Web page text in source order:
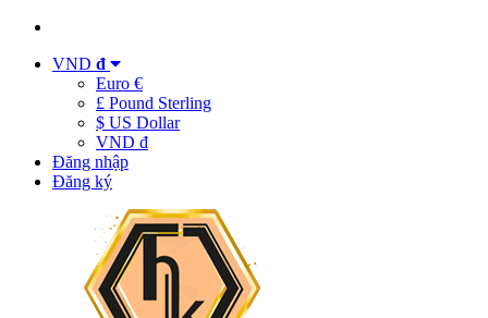
VND đ
Euro €
£ Pound Sterling
$ US Dollar
VND đ
Đăng nhập
Đăng ký